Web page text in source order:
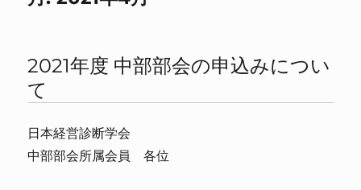
2021年度 中部部会の申込みについ
て
日本経営診断学会
中部部会所属会員 各位